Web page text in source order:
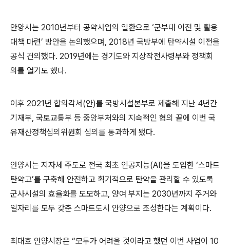
안양시는 2010년부터 공약사업의 일환으로 ‘군부대 이전 및 활용
대책 마련’ 방안을 논의했으며, 2018년 국방부에 탄약시설 이전을
공식 건의했다. 2019년에는 경기도와 지상작전사령부와 정책회
의를 열기도 했다.
이후 2021년 합의각서(안)를 국방시설본부로 제출해 지난 4년간
기재부, 국토교통부 등 중앙부처와의 지속적인 협의 끝에 이번 국
유재산정책심의위원회 심의를 통과하게 됐다.
안양시는 지자체 주도로 전국 최초 인공지능(AI)을 도입한 ‘스마트
탄약고’를 구축해 안전하고 획기적으로 탄약을 관리할 수 있도록
군사시설의 효율화를 도모하고, 양여 부지는 2030년까지 주거와
일자리를 모두 갖춘 스마트도시 안양으로 조성한다는 계획이다.
최대호 안양시장은 “모두가 어려울 것이라고 했던 이번 사업이 10